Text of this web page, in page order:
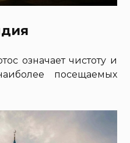
означает чистоту и
посещаемых